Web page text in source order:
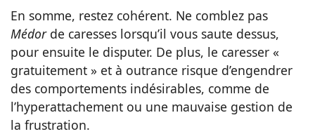
En somme, restez cohérent. Ne comblez pas
Médorde caresses lorsqu’il vous saute dessus,
pour ensuite le disputer. De plus, le caresser «
gratuitement » et à outrance risque d’engendrer
des comportements indésirables, comme de
l’hyperattachement ou une mauvaise gestion de
la frustration.